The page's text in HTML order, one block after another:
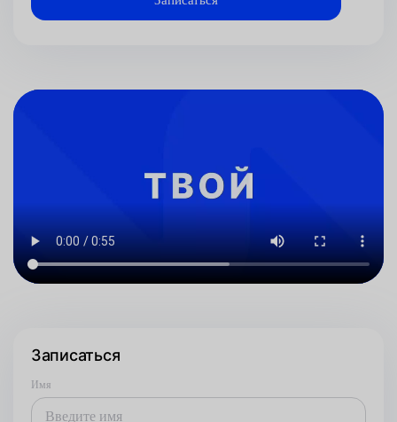
Записаться
Имя